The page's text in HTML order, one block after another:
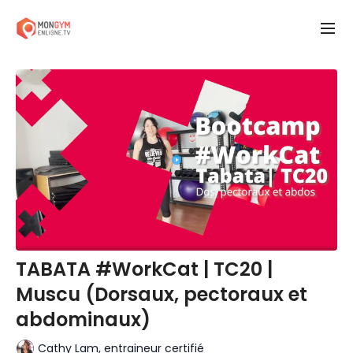
TABATA #WorkCat | TC20 |
Muscu (Dorsaux, pectoraux et
abdominaux)
Cathy Lam, entraineur certifié